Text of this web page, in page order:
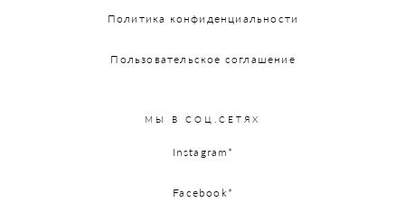
Политика конфиденциальности
Пользовательское соглашение
МЫ В СОЦ.СЕТЯХ
Instagram*
Facebook*